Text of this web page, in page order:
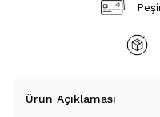
Ürün Açıklaması